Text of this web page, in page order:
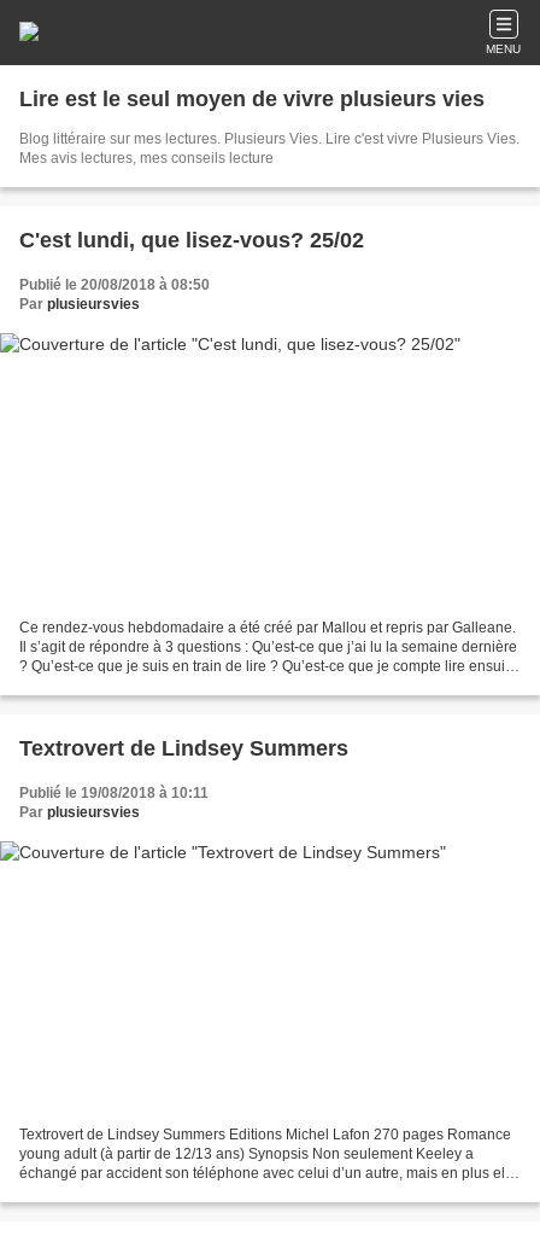
MENU
Lire est le seul moyen de vivre plusieurs vies
Blog littéraire sur mes lectures. Plusieurs Vies. Lire c'est vivre Plusieurs Vies.
Mes avis lectures, mes conseils lecture
C'est lundi, que lisez-vous? 25/02
Publié le 20/08/2018 à 08:50
Par plusieursvies
Ce rendez-vous hebdomadaire a été créé par Mallou et repris par Galleane.
Il s’agit de répondre à 3 questions : Qu’est-ce que j’ai lu la semaine dernière
? Qu’est-ce que je suis en train de lire ? Qu’est-ce que je compte lire ensuite
Textrovert de Lindsey Summers
Publié le 19/08/2018 à 10:11
Par plusieursvies
Textrovert de Lindsey Summers Editions Michel Lafon 270 pages Romance
young adult (à partir de 12/13 ans) Synopsis Non seulement Keeley a
échangé par accident son téléphone avec celui d’un autre, mais en plus elle